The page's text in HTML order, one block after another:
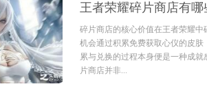
王者荣耀碎片商店有
碎片商店的核心价值在王者荣耀
机会通过积累免费获取心仪的皮
累与兑换的过程本身便是一种成
片商店并非...